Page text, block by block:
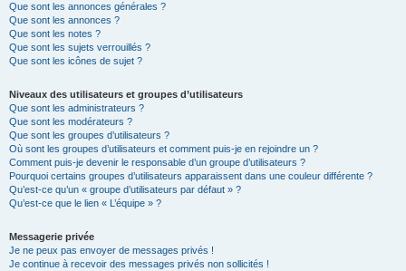
Que sont les annonces générales ?
Que sont les annonces ?
Que sont les notes ?
Que sont les sujets verrouillés ?
Que sont les icônes de sujet ?
Niveaux des utilisateurs et groupes d’utilisateurs
Que sont les administrateurs ?
Que sont les modérateurs ?
Que sont les groupes d’utilisateurs ?
Où sont les groupes d’utilisateurs et comment puis-je en rejoindre un ?
Comment puis-je devenir le responsable d’un groupe d’utilisateurs ?
Pourquoi certains groupes d’utilisateurs apparaissent dans une couleur différente ?
Qu’est-ce qu’un « groupe d’utilisateurs par défaut » ?
Qu’est-ce que le lien « L’équipe » ?
Messagerie privée
Je ne peux pas envoyer de messages privés !
Je continue à recevoir des messages privés non sollicités !